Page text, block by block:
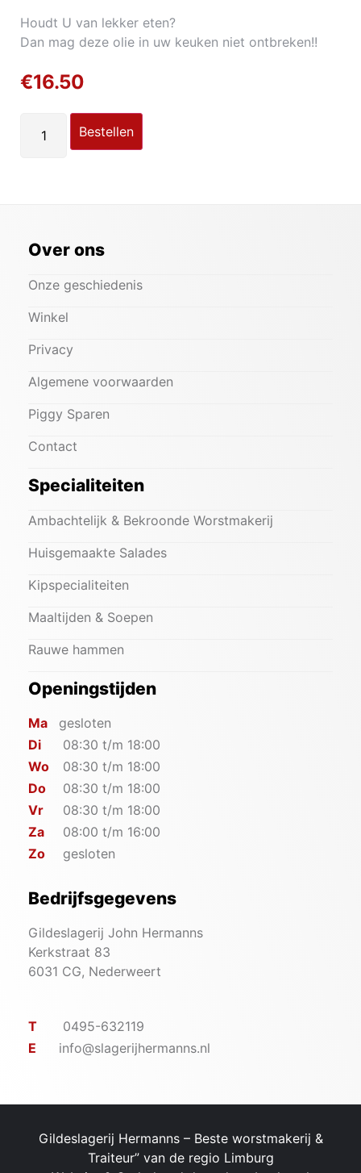
Houdt U van lekker eten?
Dan mag deze olie in uw keuken niet ontbreken!!
€16.50
Bestellen
Over ons
Onze geschiedenis
Winkel
Privacy
Algemene voorwaarden
Piggy Sparen
Contact
Specialiteiten
Ambachtelijk & Bekroonde Worstmakerij
Huisgemaakte Salades
Kipspecialiteiten
Maaltijden & Soepen
Rauwe hammen
Openingstijden
Ma
gesloten
Di
08:30 t/m 18:00
Wo
08:30 t/m 18:00
Do
08:30 t/m 18:00
Vr
08:30 t/m 18:00
Za
08:00 t/m 16:00
Zo
gesloten
Bedrijfsgegevens
Gildeslagerij John Hermanns
Kerkstraat 83
6031 CG, Nederweert
T
0495-632119
E
info@slagerijhermanns.nl
Gildeslagerij Hermanns – ​Beste worstmakerij &
Traiteur” van de regio Limburg